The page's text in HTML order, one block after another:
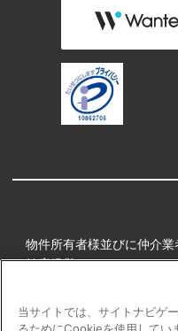
物件所有者様並びに仲介業
健康経営
当サイトでは、サイトナビゲ